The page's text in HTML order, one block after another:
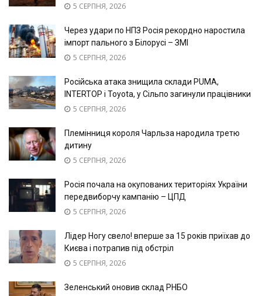
5 СЕРПНЯ, 2026
Через удари по НПЗ Росія рекордно наростила
імпорт пального з Білорусі – ЗМІ
5 СЕРПНЯ, 2026
Російська атака знищила склади PUMA,
INTERTOP і Toyota, у Сільпо загинули працівники
5 СЕРПНЯ, 2026
Племінниця короля Чарльза народила третю
дитину
5 СЕРПНЯ, 2026
Росія почала на окупованих територіях України
передвиборчу кампанію – ЦПД
5 СЕРПНЯ, 2026
Лідер Ногу свело! вперше за 15 років приїхав до
Києва і потрапив під обстріл
5 СЕРПНЯ, 2026
Зеленський оновив склад РНБО